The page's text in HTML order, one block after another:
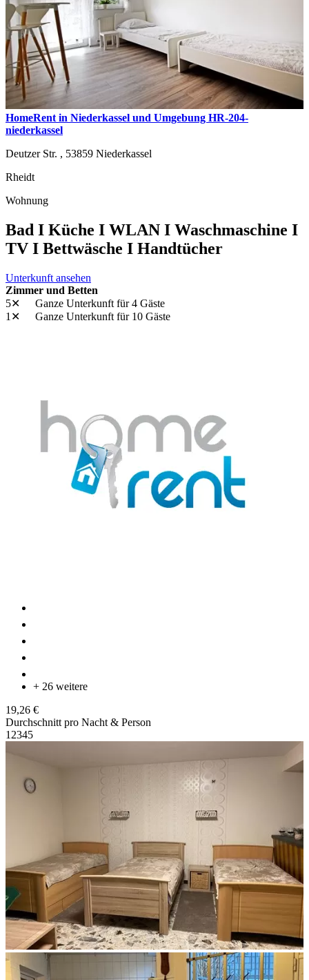
HomeRent in Niederkassel und Umgebung HR-204-
niederkassel
Deutzer Str. , 53859 Niederkassel
Rheidt
Wohnung
Bad I Küche I WLAN I Waschmaschine I
TV I Bettwäsche I Handtücher
Unterkunft ansehen
Zimmer und Betten
5✕
Ganze Unterkunft für 4 Gäste
1✕
Ganze Unterkunft für 10 Gäste
+ 26 weitere
19,26 €
Durchschnitt pro Nacht & Person
1 2345